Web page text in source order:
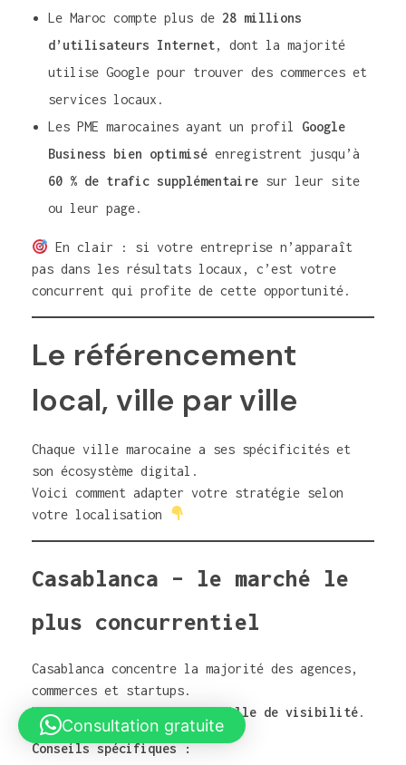
Le Maroc compte plus de 28 millions
d’utilisateurs Internet, dont la majorité
utilise Google pour trouver des commerces et
services locaux.
Les PME marocaines ayant un profil Google
Business bien optimiséenregistrent jusqu’à
60 % de trafic supplémentairesur leur site
ou leur page.
En clair : si votre entreprise n’apparaît
pas dans les résultats locaux, c’est votre
concurrent qui profite de cette opportunité.
Le référencement
local, ville par ville
Chaque ville marocaine a ses spécificités et
son écosystème digital.
Voici comment adapter votre stratégie selon
votre localisation
Casablanca – le marché le
plus concurrentiel
Casablanca concentre la majorité des agences,
commerces et startups.
Le SEO local y est unebataille de visibilité.
Conseils spécifiques :
Consultation gratuite